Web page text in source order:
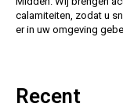
calamiteiten, zodat u
er in uw omgeving
Recent